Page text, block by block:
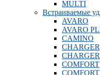
MULTI
Встраиваемые
AVARO
AVARO
CAMINO
COMFORT